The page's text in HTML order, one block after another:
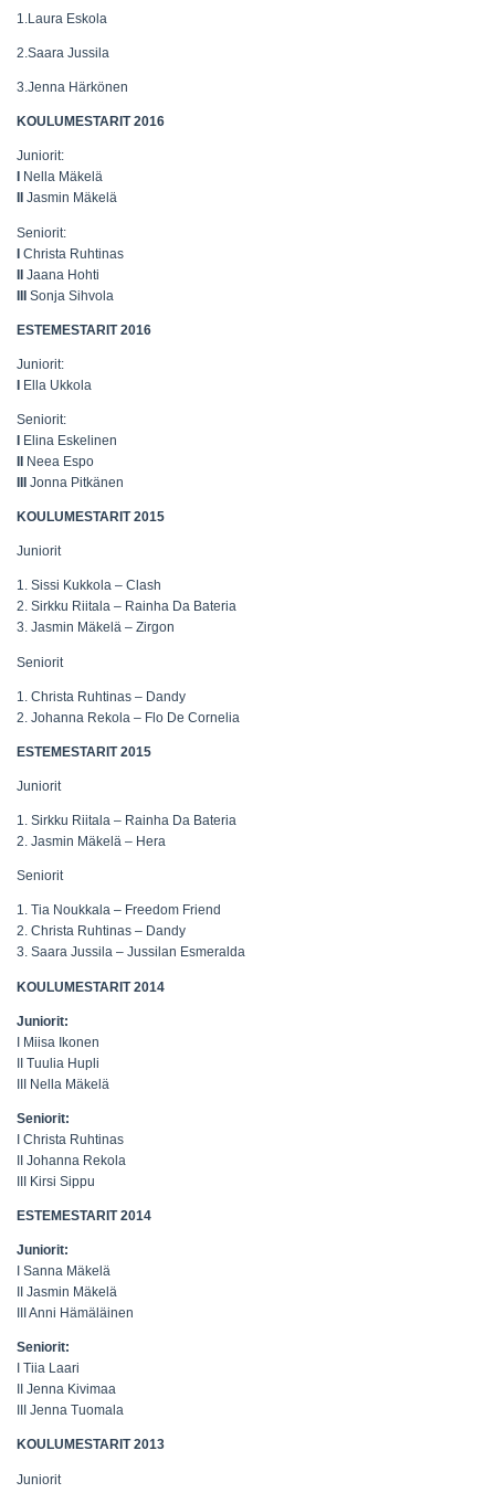
1.Laura Eskola
2.Saara Jussila
3.Jenna Härkönen
KOULUMESTARIT 2016
Juniorit:
Nella Mäkelä
Jasmin Mäkelä
Seniorit:
I Christa Ruhtinas
II Jaana Hohti
III Sonja Sihvola
ESTEMESTARIT 2016
Juniorit:
I Ella Ukkola
Seniorit:
Elina Eskelinen
Neea Espo
Jonna Pitkänen
KOULUMESTARIT 2015
Juniorit
1. Sissi Kukkola – Clash
2. Sirkku Riitala – Rainha Da Bateria
3. Jasmin Mäkelä – Zirgon
Seniorit
1. Christa Ruhtinas – Dandy
2. Johanna Rekola – Flo De Cornelia
ESTEMESTARIT 2015
Juniorit
1. Sirkku Riitala – Rainha Da Bateria
2. Jasmin Mäkelä – Hera
Seniorit
1. Tia Noukkala – Freedom Friend
2. Christa Ruhtinas – Dandy
3. Saara Jussila – Jussilan Esmeralda
KOULUMESTARIT 2014
Juniorit:
I Miisa Ikonen
II Tuulia Hupli
III Nella Mäkelä
Seniorit:
I Christa Ruhtinas
II Johanna Rekola
III Kirsi Sippu
ESTEMESTARIT 2014
Juniorit:
I Sanna Mäkelä
II Jasmin Mäkelä
III Anni Hämäläinen
Seniorit:
I Tiia Laari
II Jenna Kivimaa
III Jenna Tuomala
KOULUMESTARIT 2013
Juniorit